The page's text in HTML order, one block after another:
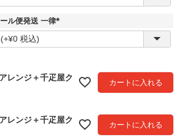
須
)
ル便発送 一律
(
須
レンジ＋千疋屋ク
カートに入れる
レンジ＋千疋屋ク
カートに入れる